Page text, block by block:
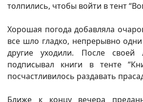
толпились, чтобы войти в тент
Хорошая погода добавляла
все шло гладко, непрерывно
другие уходили. После своей
подписывал книги в тенте
посчастливилось раздавать
Ближе к концу вечера